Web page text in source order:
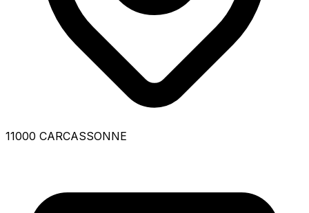
11000 CARCASSONNE